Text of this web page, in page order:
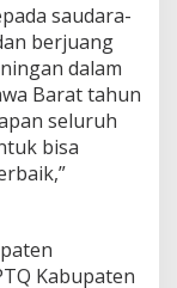
saudara-
berjuang
dalam
Barat tahun
seluruh
bisa
Kabupaten